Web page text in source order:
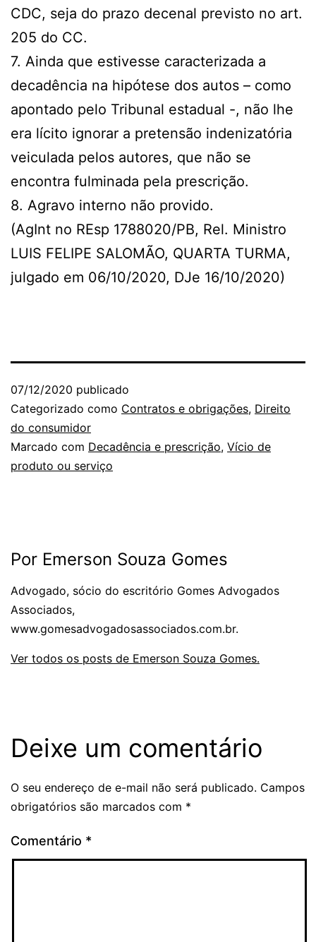
CDC, seja do prazo decenal previsto no art.
205 do CC.
7. Ainda que estivesse caracterizada a
decadência na hipótese dos autos – como
apontado pelo Tribunal estadual -, não lhe
era lícito ignorar a pretensão indenizatória
veiculada pelos autores, que não se
encontra fulminada pela prescrição.
8. Agravo interno não provido.
(AgInt no REsp 1788020/PB, Rel. Ministro
LUIS FELIPE SALOMÃO, QUARTA TURMA,
julgado em 06/10/2020, DJe 16/10/2020)
07/12/2020 publicado
Categorizado como Contratos e obrigações, Direito
do consumidor
Marcado com Decadência e prescrição, Vício de
produto ou serviço
Por Emerson Souza Gomes
Advogado, sócio do escritório Gomes Advogados
Associados,
www.gomesadvogadosassociados.com.br.
Ver todos os posts de Emerson Souza Gomes.
Deixe um comentário
O seu endereço de e-mail não será publicado. Campos
obrigatórios são marcados com *
Comentário *